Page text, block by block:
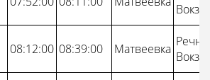
08:12:00 08:39:00 Матвеевка